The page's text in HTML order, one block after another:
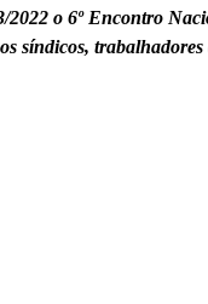
o 6º Encontro
síndicos,